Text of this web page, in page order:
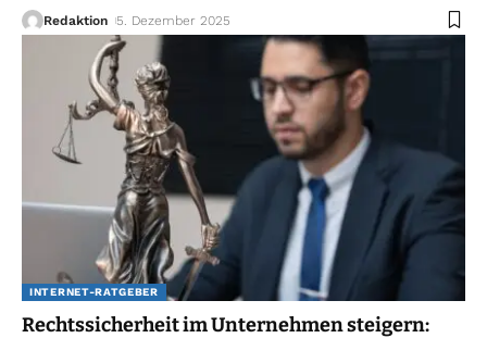
Redaktion 5. Dezember 2025
INTERNET-RATGEBER
Rechtssicherheit im Unternehmen steigern: